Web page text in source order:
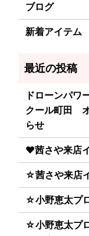
ブログ
新着アイテム
ドローンパワ
クール町田
らせ
♥茜さや来店
☆茜さや来店
☆小野恵太プ
☆小野恵太プ